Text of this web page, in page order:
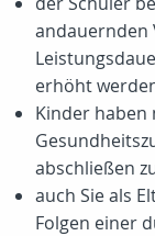
andauernden
erhöht
Kinder haben
abschließen
auch Sie als
Folgen einer